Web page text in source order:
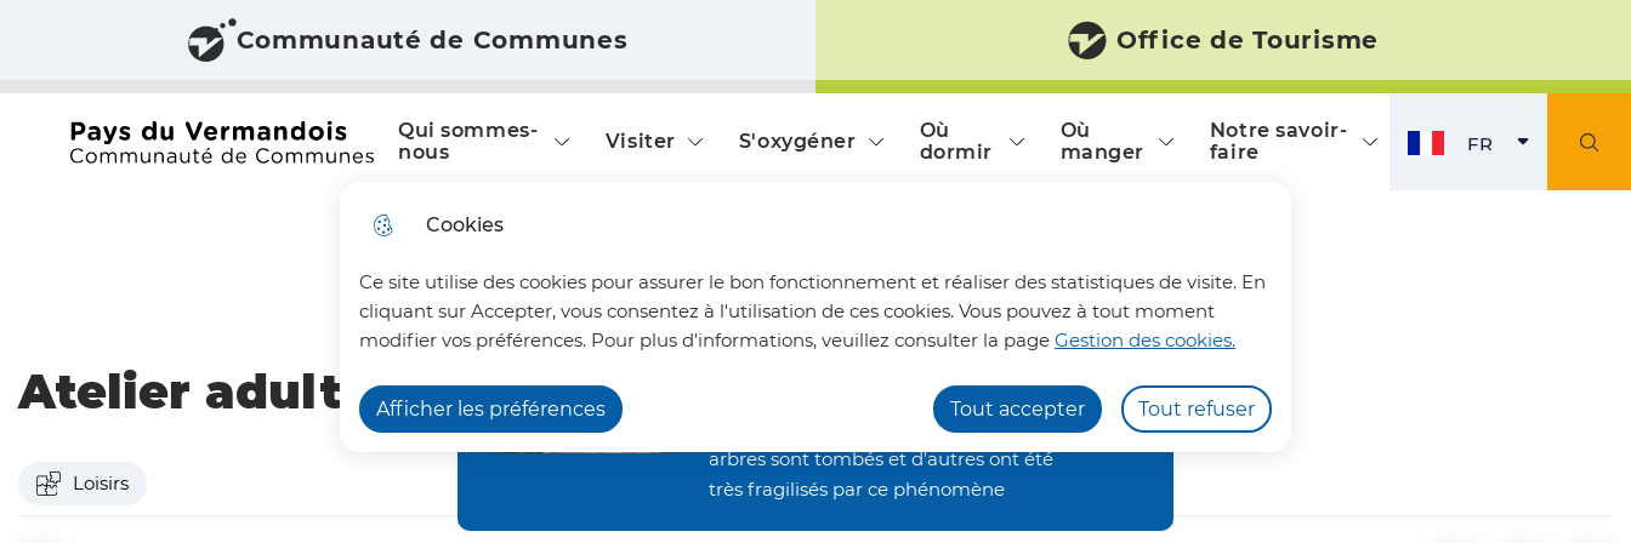
Cookies
Ce site utilise des cookies pour assurer le bon fonctionnement et réaliser des statistiques de visite. En
cliquant sur Accepter, vous consentez à l'utilisation de ces cookies. Vous pouvez à tout moment
modifier vos préférences. Pour plus d'informations, veuillez consulter la page Gestion des cookies.
Afficher les préférences Tout accepter Tout refuser
Aller au menu Aller à la recherche Aller au contenu principal
impraticables
Nous vous informons qu'en raison des
fin juin, nos chemins de randonnée
restent inaccessibles. De nombreux
arbres sont tombés et d'autres ont été
très fragilisés par ce phénomène
Communauté de Communes Office de Tourisme
Office du tourisme du Pays du Vermandois
N
v
g
a
t
i
Qui sommes-
nous
Visiter S'oxygéner
Où
dormir
Où
manger
Notre savoir-
faire
FRFRANÇAIS
Atelier adulte "Balle en laine brodée"
Loisirs